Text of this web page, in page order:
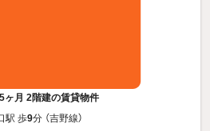
ヶ月 2階建の賃貸物件
駅 歩9分 （吉野線）